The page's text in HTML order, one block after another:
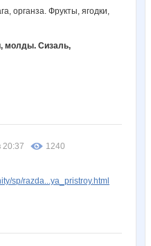
молды. Сизаль,
20:37
1240
sp/razda...ya_pristroy.html